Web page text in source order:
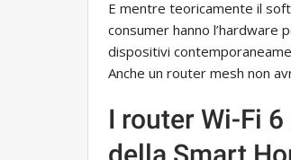
E mentre teoricamente il
consumer hanno l’hardware
dispositivi
Anche un router mesh non
I router Wi-Fi